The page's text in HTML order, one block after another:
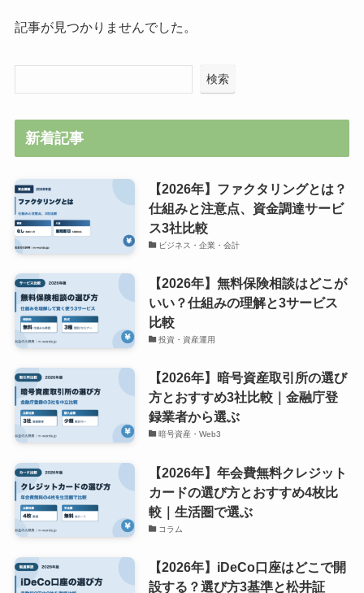
記事が見つかりませんでした。
検索
新着記事
【2026年】ファクタリングとは？
仕組みと注意点、資金調達サービ
ス3社比較
ビジネス・企業・会計
【2026年】無料保険相談はどこが
いい？仕組みの理解と3サービス
比較
投資・資産運用
【2026年】暗号資産取引所の選び
方とおすすめ3社比較｜金融庁登
録業者から選ぶ
暗号資産・Web3
【2026年】年会費無料クレジット
カードの選び方とおすすめ4枚比
較｜生活圏で選ぶ
コラム
【2026年】iDeCo口座はどこで開
設する？選び方3基準と松井証